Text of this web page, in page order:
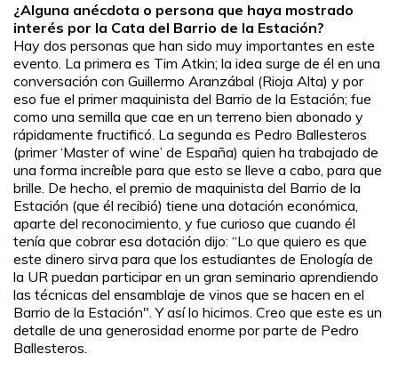
¿Alguna anécdota o persona que haya mostrado
interés por la Cata del Barrio de la Estación?
Hay dos personas que han sido muy importantes en este
evento. La primera es Tim Atkin; la idea surge de él en una
conversación con Guillermo Aranzábal (Rioja Alta) y por
eso fue el primer maquinista del Barrio de la Estación; fue
como una semilla que cae en un terreno bien abonado y
rápidamente fructificó. La segunda es Pedro Ballesteros
(primer ‘Master of wine’ de España) quien ha trabajado de
una forma increíble para que esto se lleve a cabo, para que
brille. De hecho, el premio de maquinista del Barrio de la
Estación (que él recibió) tiene una dotación económica,
aparte del reconocimiento, y fue curioso que cuando él
tenía que cobrar esa dotación dijo: “Lo que quiero es que
este dinero sirva para que los estudiantes de Enología de
la UR puedan participar en un gran seminario aprendiendo
las técnicas del ensamblaje de vinos que se hacen en el
Barrio de la Estación". Y así lo hicimos. Creo que este es un
detalle de una generosidad enorme por parte de Pedro
Ballesteros.